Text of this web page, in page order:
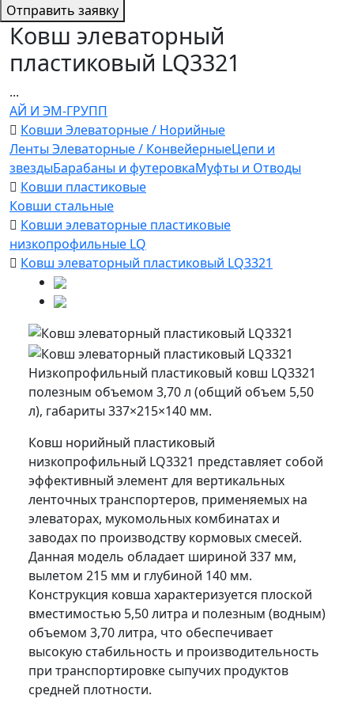
Отправить заявку
Ковш элеваторный
пластиковый LQ3321
...
АЙ И ЭМ-ГРУПП
Ковши Элеваторные / Норийные
Ленты Элеваторные / КонвейерныеЦепи и
звездыБарабаны и футеровкаМуфты и Отводы
Ковши пластиковые
Ковши стальные
Ковши элеваторные пластиковые
низкопрофильные LQ
Ковш элеваторный пластиковый LQ3321
Низкопрофильный пластиковый ковш LQ3321
полезным объемом 3,70 л (общий объем 5,50
л), габариты 337×215×140 мм.
Ковш норийный пластиковый
низкопрофильный LQ3321 представляет собой
эффективный элемент для вертикальных
ленточных транспортеров, применяемых на
элеваторах, мукомольных комбинатах и
заводах по производству кормовых смесей.
Данная модель обладает шириной 337 мм,
вылетом 215 мм и глубиной 140 мм.
Конструкция ковша характеризуется плоской
вместимостью 5,50 литра и полезным (водным)
объемом 3,70 литра, что обеспечивает
высокую стабильность и производительность
при транспортировке сыпучих продуктов
средней плотности.